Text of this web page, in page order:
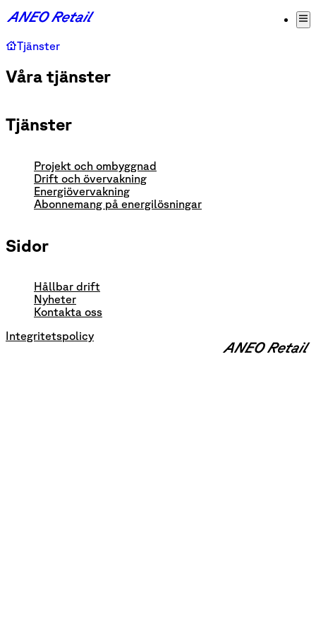
Tjänster
Våra tjänster
Tjänster
Projekt och ombyggnad
Drift och övervakning
Energiövervakning
Abonnemang på energilösningar
Sidor
Hållbar drift
Nyheter
Kontakta oss
Integritetspolicy